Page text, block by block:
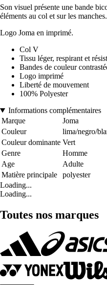
Son visuel présente une bande
éléments au col et sur les manches.
Logo Joma en imprimé.
Col V
Tissu léger, respirant et
Bandes de couleur
Logo imprimé
Liberté de mouvement
100% Polyester
Informations complémentaires
Marque
Joma
Couleur
lima/negro/
Couleur dominante Vert
Genre
Homme
Age
Adulte
Matière principale
polyester
Loading...
Loading...
Toutes nos marques